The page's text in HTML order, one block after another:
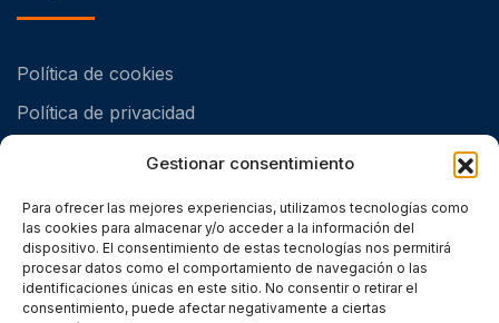
Gestionar consentimiento
Para ofrecer las mejores experiencias, utilizamos tecnologías como
las cookies para almacenar y/o acceder a la información del
dispositivo. El consentimiento de estas tecnologías nos permitirá
procesar datos como el comportamiento de navegación o las
identificaciones únicas en este sitio. No consentir o retirar el
consentimiento, puede afectar negativamente a ciertas
Política de cookies
Política de privacidad